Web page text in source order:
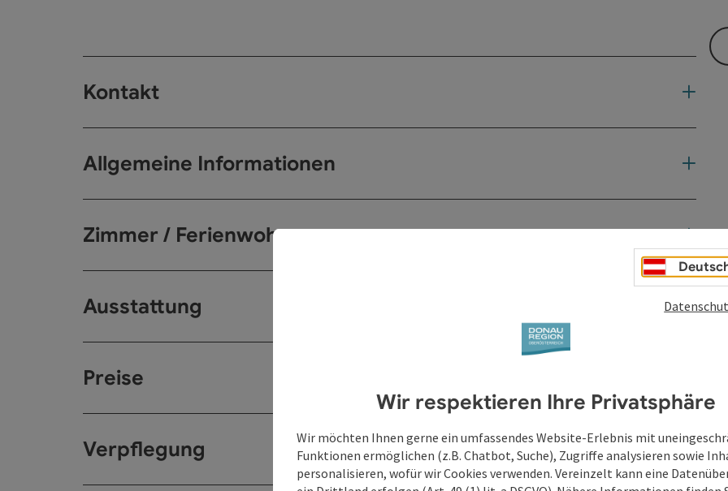
Kontakt
Allgemeine Informationen
Zimmer / Ferienwohnungen
Ausstattung
Preise
Verpflegung
Wir respektieren Ihre Privatsphäre
Wir möchten Ihnen gerne ein umfassendes Website-Erlebnis mit
Funktionen ermöglichen (z.B. Chatbot, Suche), Zugriffe analysieren sowie
personalisieren, wofür wir Cookies verwenden. Vereinzelt kann eine